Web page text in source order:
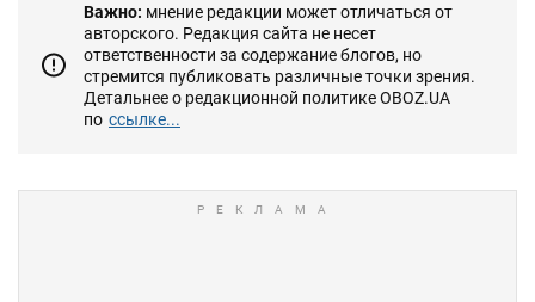
Важно: мнение редакции может отличаться от
авторского. Редакция сайта не несет
ответственности за содержание блогов, но
стремится публиковать различные точки зрения.
Детальнее о редакционной политике OBOZ.UA
по ссылке...